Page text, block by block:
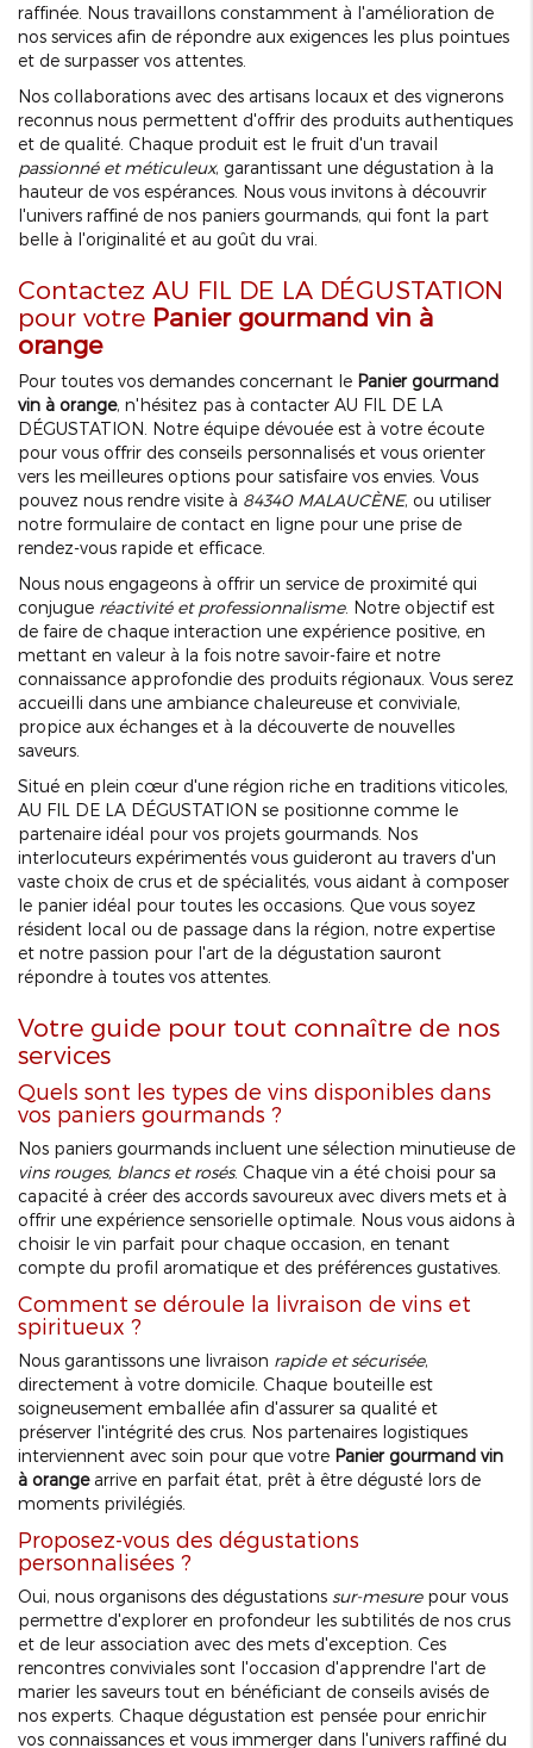
raffinée. Nous travaillons constamment à l'amélioration de
nos services afin de répondre aux exigences les plus pointues
et de surpasser vos attentes.
Nos collaborations avec des artisans locaux et des vignerons
reconnus nous permettent d'offrir des produits authentiques
et de qualité. Chaque produit est le fruit d'un travail
passionné et méticuleux, garantissant une dégustation à la
hauteur de vos espérances. Nous vous invitons à découvrir
l'univers raffiné de nos paniers gourmands, qui font la part
belle à l'originalité et au goût du vrai.
Contactez AU FIL DE LA DÉGUSTATION
pour votre Panier gourmand vin à
orange
Pour toutes vos demandes concernant le Panier gourmand
vin à orange, n'hésitez pas à contacter AU FIL DE LA
DÉGUSTATION. Notre équipe dévouée est à votre écoute
pour vous offrir des conseils personnalisés et vous orienter
vers les meilleures options pour satisfaire vos envies. Vous
pouvez nous rendre visite à 84340 MALAUCÈNE, ou utiliser
notre formulaire de contact en ligne pour une prise de
rendez-vous rapide et efficace.
Nous nous engageons à offrir un service de proximité qui
conjugue réactivité et professionnalisme. Notre objectif est
de faire de chaque interaction une expérience positive, en
mettant en valeur à la fois notre savoir-faire et notre
connaissance approfondie des produits régionaux. Vous serez
accueilli dans une ambiance chaleureuse et conviviale,
propice aux échanges et à la découverte de nouvelles
saveurs.
Situé en plein cœur d'une région riche en traditions viticoles,
AU FIL DE LA DÉGUSTATION se positionne comme le
partenaire idéal pour vos projets gourmands. Nos
interlocuteurs expérimentés vous guideront au travers d'un
vaste choix de crus et de spécialités, vous aidant à composer
le panier idéal pour toutes les occasions. Que vous soyez
résident local ou de passage dans la région, notre expertise
et notre passion pour l'art de la dégustation sauront
répondre à toutes vos attentes.
Votre guide pour tout connaître de nos
services
Quels sont les types de vins disponibles dans
vos paniers gourmands ?
Nos paniers gourmands incluent une sélection minutieuse de
vins rouges, blancs et rosés. Chaque vin a été choisi pour sa
capacité à créer des accords savoureux avec divers mets et à
offrir une expérience sensorielle optimale. Nous vous aidons à
choisir le vin parfait pour chaque occasion, en tenant
compte du profil aromatique et des préférences gustatives.
Comment se déroule la livraison de vins et
spiritueux ?
Nous garantissons une livraison rapide et sécurisée,
directement à votre domicile. Chaque bouteille est
soigneusement emballée afin d'assurer sa qualité et
préserver l'intégrité des crus. Nos partenaires logistiques
interviennent avec soin pour que votre Panier gourmand vin
à orangearrive en parfait état, prêt à être dégusté lors de
moments privilégiés.
Proposez-vous des dégustations
personnalisées ?
Oui, nous organisons des dégustations sur-mesurepour vous
permettre d'explorer en profondeur les subtilités de nos crus
et de leur association avec des mets d'exception. Ces
rencontres conviviales sont l'occasion d'apprendre l'art de
marier les saveurs tout en bénéficiant de conseils avisés de
nos experts. Chaque dégustation est pensée pour enrichir
vos connaissances et vous immerger dans l'univers raffiné du